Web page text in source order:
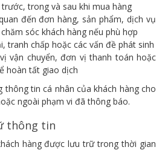
trong và sau khi mua hàng
đến đơn hàng, sản phẩm, dịch vụ
sóc khách hàng nếu phù hợp
tranh chấp hoặc các vấn đề phát sinh
vận chuyển, đơn vị thanh toán hoặc
hoàn tất giao dịch
thông tin cá nhân của khách hàng cho
ngoài phạm vi đã thông báo.
thông tin
hàng được lưu trữ trong thời gian